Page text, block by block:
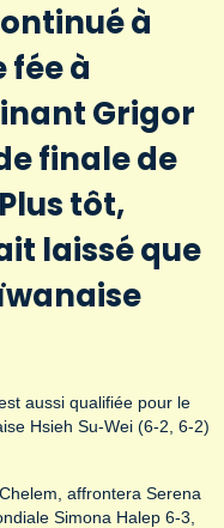
à
fée à
Grigor
finale de
tôt,
laissé que
aussi qualifiée pour le
Hsieh Su-Wei (6-2, 6-2)
affrontera Serena
Simona Halep 6-3,